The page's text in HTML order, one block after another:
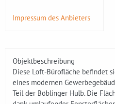
Impressum des Anbieters
Objektbeschreibung
Diese Loft-Bürofläche befindet
eines modernen
Teil der Böblinger Hulb. Die